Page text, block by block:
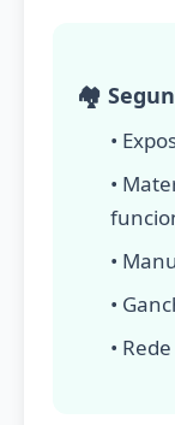
🏘️
•
•
•
•
•